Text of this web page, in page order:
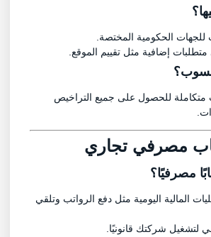
الحكومية المختصة.
إضافية مثل تقييم الموقع.
للحصول على جميع التراخيص
مصرفيًا؟
المالية اليومية مثل دفع الرواتب وتلقي
شركتك قانونيًا.